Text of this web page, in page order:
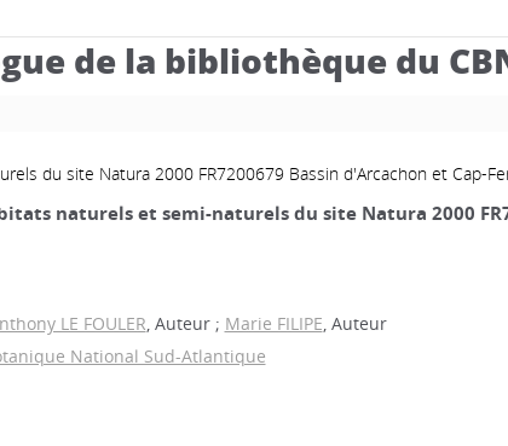
de la bibliothèque du
du site Natura 2000 FR7200679 Bassin d'Arcachon et Cap-
naturels et semi-naturels du site Natura 2000
LE FOULER, Auteur ; Marie FILIPE, Auteur
National Sud-Atlantique